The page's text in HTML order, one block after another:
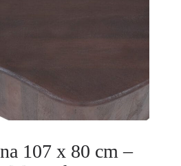
107 x 80 cm –